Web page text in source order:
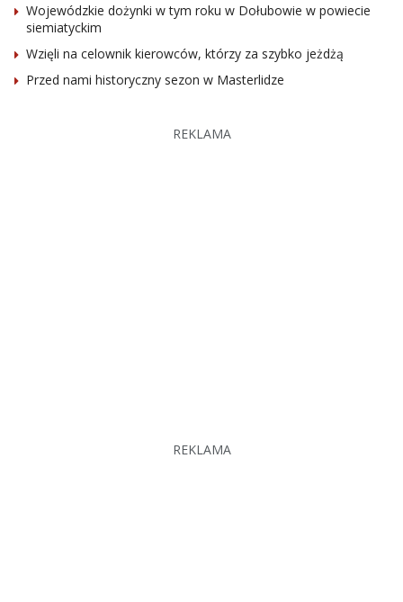
Wojewódzkie dożynki w tym roku w Dołubowie w powiecie
siemiatyckim
Wzięli na celownik kierowców, którzy za szybko jeżdżą
Przed nami historyczny sezon w Masterlidze
REKLAMA
REKLAMA